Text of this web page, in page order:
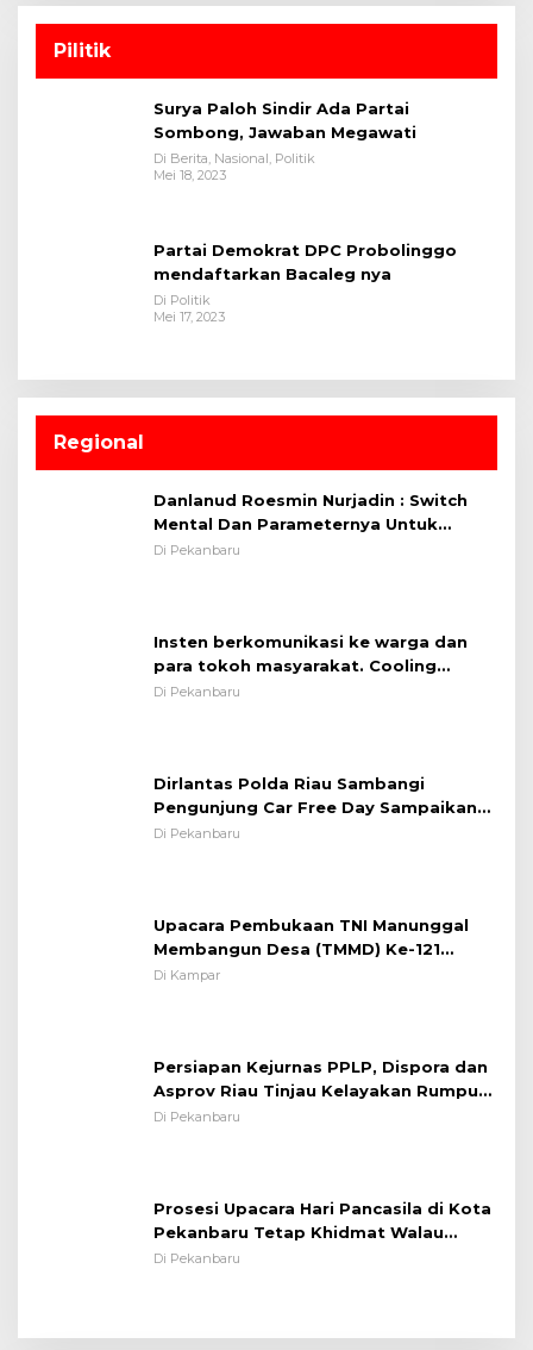
Pilitik
Surya Paloh Sindir Ada Partai
Sombong, Jawaban Megawati
Di Berita, Nasional, Politik
Mei 18, 2023
Partai Demokrat DPC Probolinggo
mendaftarkan Bacaleg nya
Di Politik
Mei 17, 2023
Regional
Danlanud Roesmin Nurjadin : Switch
Mental Dan Parameternya Untuk
Melaksanakan ✈
Di Pekanbaru
Insten berkomunikasi ke warga dan
para tokoh masyarakat. Cooling
System OMP LK ²024 Polsek Rumbai,
Di Pekanbaru
Dirlantas Polda Riau Sambangi
Pengunjung Car Free Day Sampaikan
Pesan Edukasi Kamtibmas &
Di Pekanbaru
Upacara Pembukaan TNI Manunggal
Membangun Desa (TMMD) Ke-121
Kodim 0313/KPR Tahun 2024) ?
Di Kampar
Persiapan Kejurnas PPLP, Dispora dan
Asprov Riau Tinjau Kelayakan Rumput
Lapangan Sepakbola
Di Pekanbaru
Prosesi Upacara Hari Pancasila di Kota
Pekanbaru Tetap Khidmat Walau
Dalam Ruangan
Di Pekanbaru